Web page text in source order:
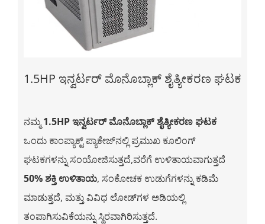
1.5HP ಇನ್ವರ್ಟರ್ ಮೊನೊಬ್ಲಾಕ್ ಶೈತ್ಯೀಕರಣ ಘಟಕ
ನಮ್ಮ1.5HP ಇನ್ವರ್ಟರ್ ಮೊನೊಬ್ಲಾಕ್ ಶೈತ್ಯೀಕರಣ ಘಟಕ
ಒಂದು ಕಾಂಪ್ಯಾಕ್ಟ್ ಪ್ಯಾಕೇಜ್‌ನಲ್ಲಿ ಪ್ರಮುಖ ಕೂಲಿಂಗ್
ಘಟಕಗಳನ್ನು ಸಂಯೋಜಿಸುತ್ತದೆ,ವರೆಗೆ ಉಳಿತಾಯವಾಗುತ್ತದೆ
50% ಶಕ್ತಿ ಉಳಿತಾಯ, ಸಂಕೋಚಕ ಉಡುಗೆಗಳನ್ನು ಕಡಿಮೆ
ಮಾಡುತ್ತದೆ, ಮತ್ತು ವಿವಿಧ ಲೋಡ್‌ಗಳ ಅಡಿಯಲ್ಲಿ
ತಂಪಾಗಿಸುವಿಕೆಯನ್ನು ಸ್ಥಿರವಾಗಿರಿಸುತ್ತದೆ.